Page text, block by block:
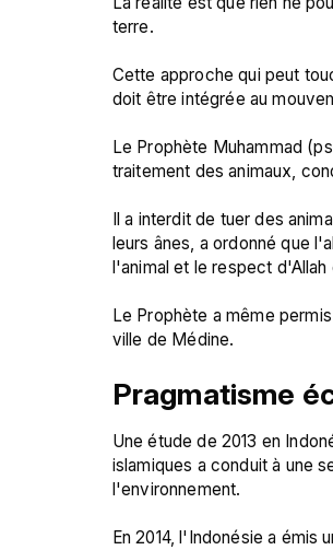
terre.
Cette approche qui peut
doit être intégrée au
Le Prophète Muhammad
traitement des animaux,
Il a interdit de tuer des
leurs ânes, a ordonné que
l'animal et le respect d'Allah
Le Prophète a même
Pragmatisme
Une étude de 2013 en
islamiques a conduit à une
l'environnement.
En 2014, l'Indonésie a émis